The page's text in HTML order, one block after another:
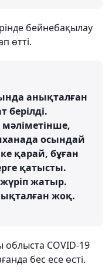
бейнебақылау
өтті.
анықталған
берілді.
осындай
қарай, бұған
қатысты.
жүріп жатыр.
жоқ.
COVID-19
бес есе өсті.